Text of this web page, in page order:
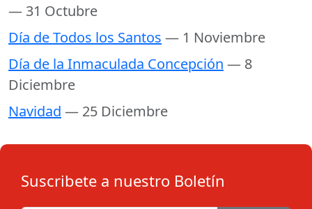
— 31 Octubre
Día de Todos los Santos — 1 Noviembre
Día de la Inmaculada Concepción — 8
Diciembre
Navidad — 25 Diciembre
Suscribete a nuestro Boletín